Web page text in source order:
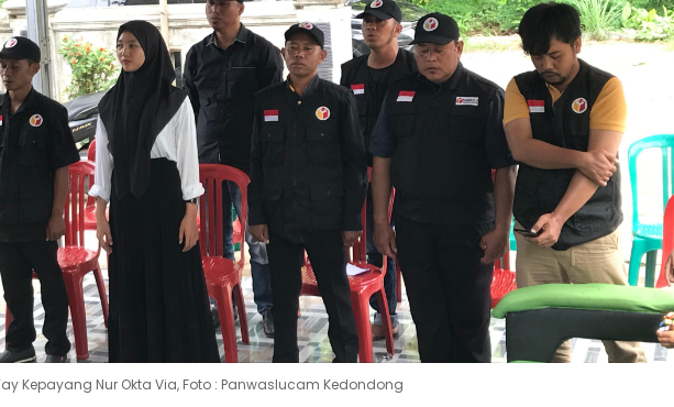
Kepayang Nur Okta Via, Foto : Panwaslucam Kedondong